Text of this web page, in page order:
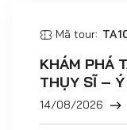
Mã tour:
KHÁM PHÁ
THỤY SĨ – Ý
14/08/2026